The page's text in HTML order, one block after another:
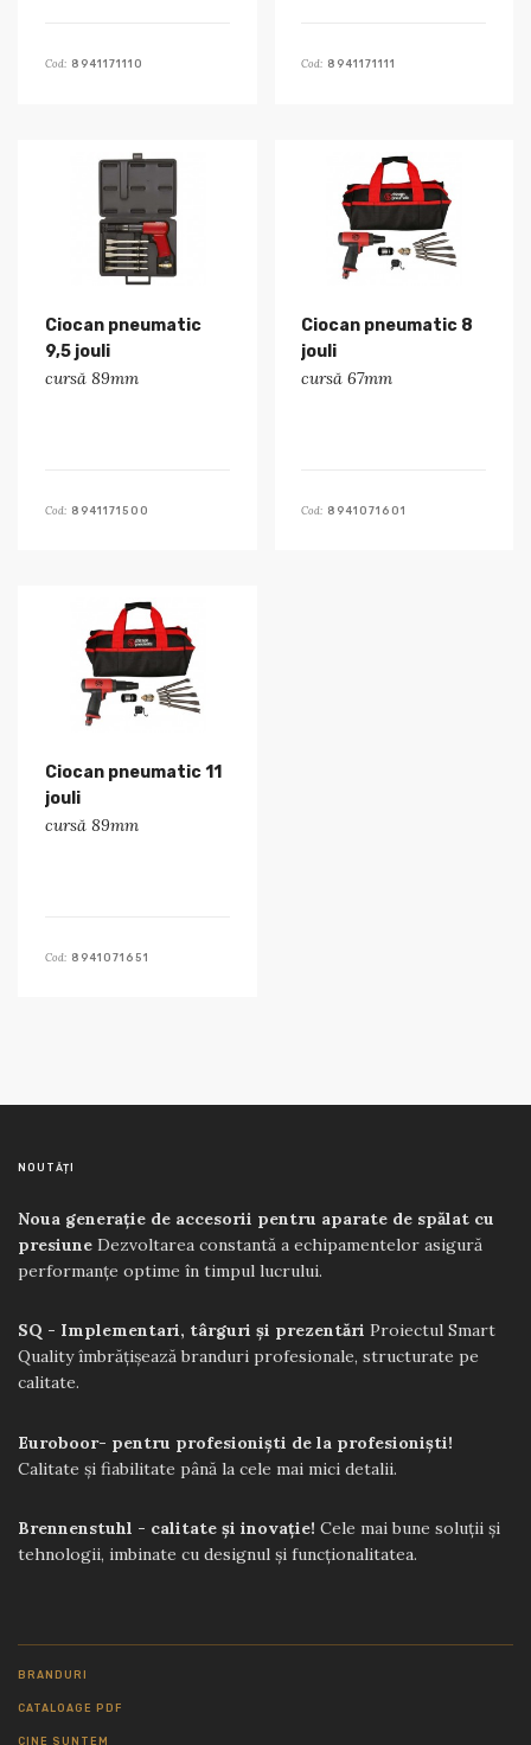
Cod: 8941171110 Cod: 8941171111
Ciocan pneumatic
9,5 jouli
cursă 89mm
Cod: 8941171500
Ciocan pneumatic 8
jouli
cursă 67mm
Cod: 8941071601
Ciocan pneumatic 11
jouli
cursă 89mm
Cod: 8941071651
NOUTĂȚI
Noua generație de accesorii pentru aparate de spălat cu
presiune Dezvoltarea constantă a echipamentelor asigură
performanțe optime în timpul lucrului.
SQ - Implementari, târguri și prezentări Proiectul Smart
Quality îmbrățișează branduri profesionale, structurate pe
calitate.
Euroboor- pentru profesioniști de la profesioniști!
Calitate și fiabilitate până la cele mai mici detalii.
Brennenstuhl - calitate și inovație! Cele mai bune soluții și
tehnologii, imbinate cu designul și funcționalitatea.
BRANDURI
CATALOAGE PDF
CINE SUNTEM